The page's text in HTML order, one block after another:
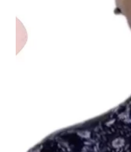
Colunas
Conteúdos